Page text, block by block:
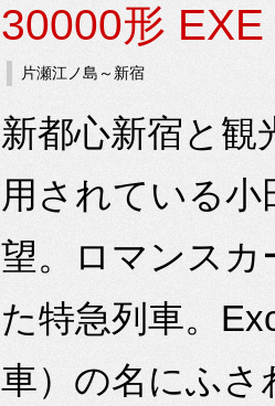
30000形 EXE
片瀬江ノ島～新宿
新都心新宿と観
用されている
望。ロマンスカ
た特急列車。
車）の名にふさ